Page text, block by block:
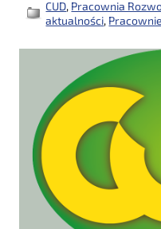
CUD, Pracownia
aktualności,